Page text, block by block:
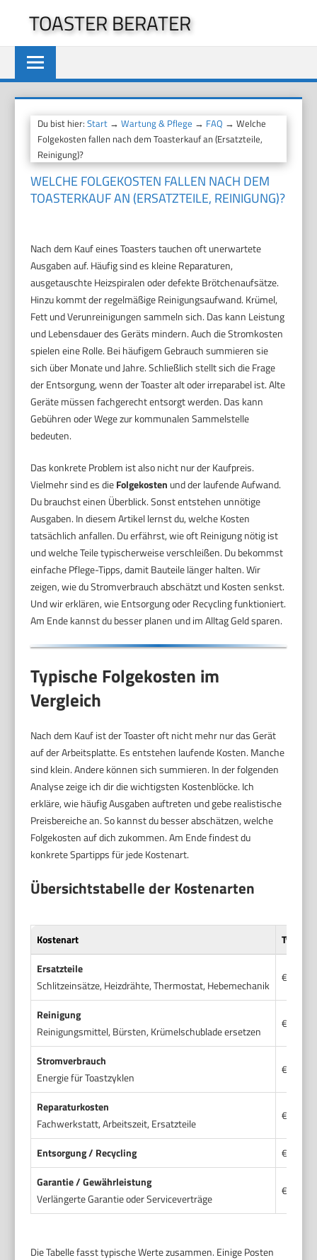
springen
TOASTER BERATER
Du bist hier:Start →Wartung & Pflege → FAQ → Welche
Folgekosten fallen nach dem Toasterkauf an (Ersatzteile,
Reinigung)?
WELCHE FOLGEKOSTEN FALLEN NACH DEM
TOASTERKAUF AN (ERSATZTEILE, REINIGUNG)?
Nach dem Kauf eines Toasters tauchen oft unerwartete
Ausgaben auf. Häufig sind es kleine Reparaturen,
ausgetauschte Heizspiralen oder defekte Brötchenaufsätze.
Hinzu kommt der regelmäßige Reinigungsaufwand. Krümel,
Fett und Verunreinigungen sammeln sich. Das kann Leistung
und Lebensdauer des Geräts mindern. Auch die Stromkosten
spielen eine Rolle. Bei häufigem Gebrauch summieren sie
sich über Monate und Jahre. Schließlich stellt sich die Frage
der Entsorgung, wenn der Toaster alt oder irreparabel ist. Alte
Geräte müssen fachgerecht entsorgt werden. Das kann
Gebühren oder Wege zur kommunalen Sammelstelle
bedeuten.
Das konkrete Problem ist also nicht nur der Kaufpreis.
Vielmehr sind es dieFolgekosten und der laufende Aufwand.
Du brauchst einen Überblick. Sonst entstehen unnötige
Ausgaben. In diesem Artikel lernst du, welche Kosten
tatsächlich anfallen. Du erfährst, wie oft Reinigung nötig ist
und welche Teile typischerweise verschleißen. Du bekommst
einfache Pflege-Tipps, damit Bauteile länger halten. Wir
zeigen, wie du Stromverbrauch abschätzt und Kosten senkst.
Und wir erklären, wie Entsorgung oder Recycling funktioniert.
Am Ende kannst du besser planen und im Alltag Geld sparen.
Typische Folgekosten im
Vergleich
Nach dem Kauf ist der Toaster oft nicht mehr nur das Gerät
auf der Arbeitsplatte. Es entstehen laufende Kosten. Manche
sind klein. Andere können sich summieren. In der folgenden
Analyse zeige ich dir die wichtigsten Kostenblöcke. Ich
erkläre, wie häufig Ausgaben auftreten und gebe realistische
Preisbereiche an. So kannst du besser abschätzen, welche
Folgekosten auf dich zukommen. Am Ende findest du
konkrete Spartipps für jede Kostenart.
Übersichtstabelle der Kostenarten
Kostenart
Ersatzteile
Schlitzeinsätze, Heizdrähte, Thermostat, Hebemechanik
Reinigung
Reinigungsmittel, Bürsten, Krümelschublade ersetzen
€0–€25
Stromverbrauch
Energie für Toastzyklen
€5–€30
Reparaturkosten
Fachwerkstatt, Arbeitszeit, Ersatzteile
Entsorgung / Recycling
€0–€25
Garantie / Gewährleistung
Verlängerte Garantie oder Serviceverträge
Die Tabelle fasst typische Werte zusammen. Einige Posten